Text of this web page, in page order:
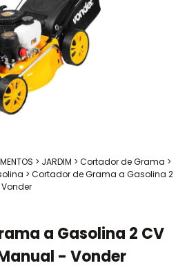
> JARDIM > Cortador de Grama >
> Cortador de Grama a Gasolina 2
Vonder
a Gasolina 2 CV
- Vonder